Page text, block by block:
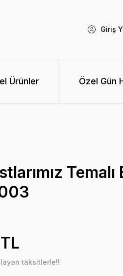
Giriş
Ürünler Özel Gün
Temalı
taksitlerle!!